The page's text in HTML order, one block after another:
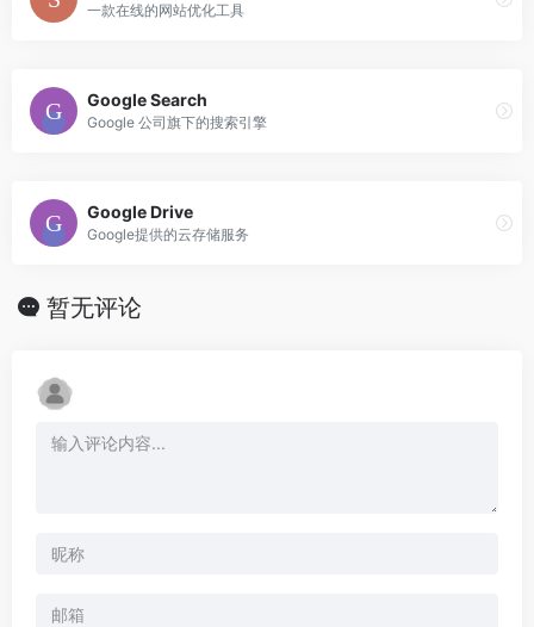
一款在线的网站优化工具
Google Search
Google 公司旗下的搜索引擎
Google Drive
Google提供的云存储服务
暂无评论